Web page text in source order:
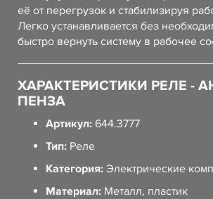
её от перегрузок и стабилизируя
Легко устанавливается без
быстро вернуть систему в рабочее
ХАРАКТЕРИСТИКИ РЕЛЕ -
ПЕНЗА
Артикул: 644.3777
Тип: Реле
Категория: Электрические
Материал: Металл, пластик